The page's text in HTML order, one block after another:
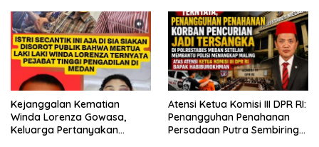
Jemaah dan Pengguna Jalan
Kejanggalan Kematian
Winda Lorenza Gowasa,
Keluarga Pertanyakan
Atensi Ketua Komisi III DPR RI:
Penangguhan Penahanan
Persadaan Putra Sembiring